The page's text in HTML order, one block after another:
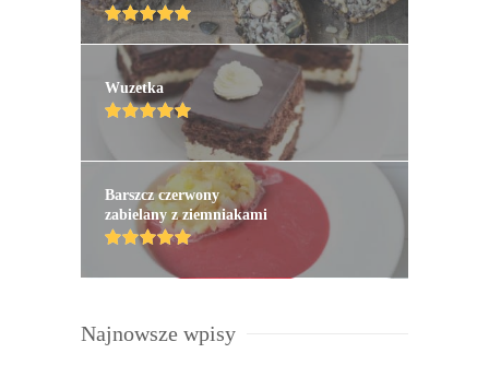
Wuzetka
Barszcz czerwony
zabielany z ziemniakami
Najnowsze wpisy